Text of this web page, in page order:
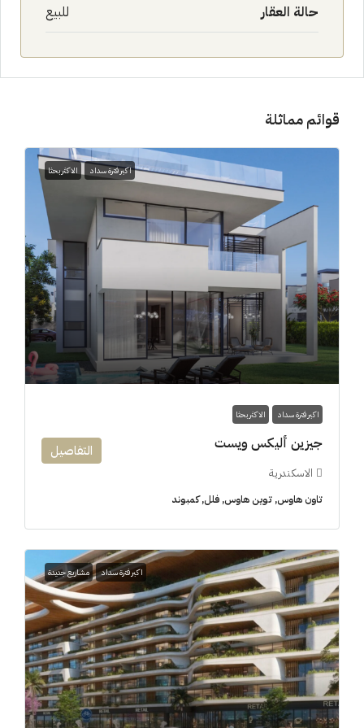
حالة العقار للبيع
قوائم مماثلة
اكبر فترة سداد الاكثر بحثا
اكبر فترة سداد الاكثر بحثا
جيزين أليكس ويست
الاسكندرية
تاون هاوس, توين هاوس, فلل, كمبوند
التفاصيل
اكبر فترة سداد مشاريع جديدة